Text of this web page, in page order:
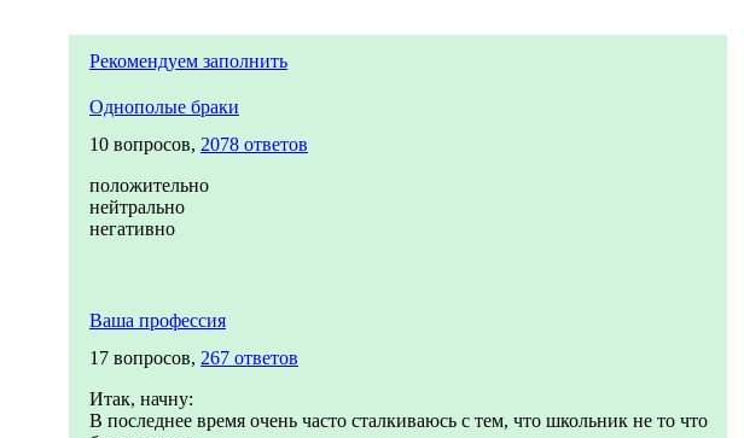
Рекомендуем заполнить
Однополые браки
10 вопросов, 2078 ответов
положительно
нейтрально
негативно
Ваша профессия
17 вопросов, 267 ответов
Итак, начну:
В последнее время очень часто сталкиваюсь с тем, что школьник не то что